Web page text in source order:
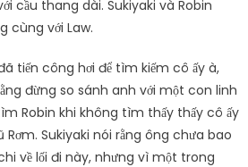
cầu thang dài. Sukiyaki và Robin
cùng với Law.
tiến công hơi để tìm kiếm cô ấy à,
đừng so sánh anh với một con linh
Robin khi không tìm thấy thấy cô ấy
Rơm. Sukiyaki nói rằng ông chưa bao
về lối đi này, nhưng vì một trong